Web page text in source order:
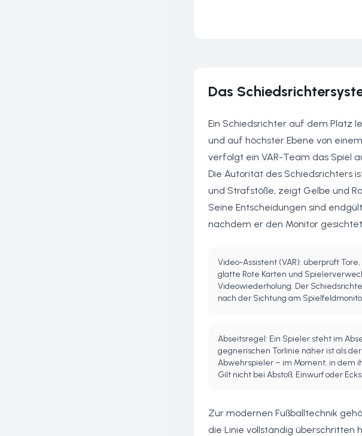
Das
Ein Schiedsrichter auf dem Platz
und auf höchster Ebene von
verfolgt ein VAR-Team das Spiel
Die Autorität des Schiedsrichters
und Strafstöße, zeigt Gelbe und
Seine Entscheidungen sind
nachdem er den Monitor
Video-Assistent (VAR): überprüft
glatte Rote Karten und
Videowiederholung. Der
nach der Sichtung am
Abseitsregel: Ein Spieler steht im
gegnerischen Torlinie näher ist als
Abwehrspieler – im Moment, in dem
Gilt nicht bei Abstoß, Einwurf oder
Zur modernen Fußballtechnik
die Linie vollständig überschritten